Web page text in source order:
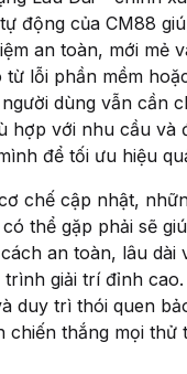
động của CM88
an toàn, mới mẻ
từ lỗi phần mềm
dùng vẫn cần
hợp với nhu cầu và
để tối ưu hiệu
chế cập nhật,
thể gặp phải sẽ
an toàn, lâu dài
trình giải trí đỉnh
duy trì thói quen
chiến thắng mọi thử